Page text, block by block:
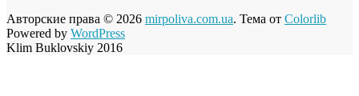
Авторские права © 2026 mirpoliva.com.ua. Тема от Colorlib
Powered by WordPress
Klim Buklovskiy 2016